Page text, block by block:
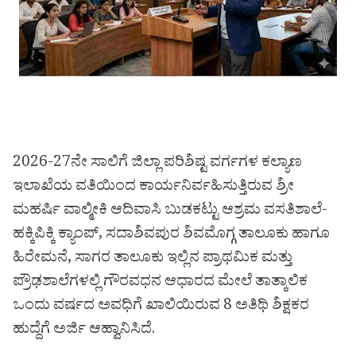
2026-27ನೇ ಸಾಲಿಗೆ ಜಿಲ್ಲಾ ಪರಿಶಿಷ್ಟ ವರ್ಗಗಳ ಕಲ್ಯಾಣ
ಇಲಾಖೆಯ ವತಿಯಿಂದ ಕಾರ್ಯನಿರ್ವಹಿಸುತ್ತಿರುವ ಶ್ರೀ
ಮಹರ್ಷಿ ವಾಲ್ಮೀಕಿ ಆದಿವಾಸಿ ಬುಡಕಟ್ಟು ಆಶ್ರಮ ವಸತಿಶಾಲೆ-
ಹಕ್ಕಿಪಿಕ್ಕಿ ಕ್ಯಾಂಪ್, ಸದಾಶಿವಪುರ ಶಿವಮೊಗ್ಗ ತಾಲೂಕು ಹಾಗೂ
ಹಿರೇಮನೆ, ಸಾಗರ ತಾಲೂಕು ಇಲ್ಲಿನ ಪ್ರಾಥಮಿಕ ಮತ್ತು
ಪ್ರೌಢಶಾಲೆಗಳಲ್ಲಿ ಗೌರವಧನ ಆಧಾರದ ಮೇಲೆ ತಾತ್ಕಾಲಿಕ
ಒಂದು ವರ್ಷದ ಅವಧಿಗೆ ಖಾಲಿಯಿರುವ 8 ಅತಿಥಿ ಶಿಕ್ಷಕರ
ಹುದ್ದೆಗೆ ಅರ್ಜಿ ಆಹ್ವಾನಿಸಿದೆ.